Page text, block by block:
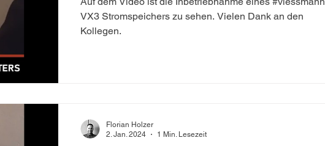
VX3 Stromspeichers zu sehen. Vielen Dank an den
Kollegen.
Florian Holzer
2. Jan. 2024
1 Min. Lesezeit